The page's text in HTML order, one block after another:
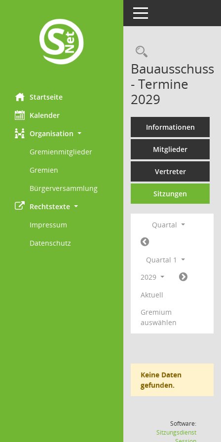
Startseite
Kalender
Organisation
Gremienmitglieder
Gremien
Bürgerversammlung
Rechtstexte
Impressum
Datenschutz
Toggle navigation
Bauausschuss
- Termine
2029
Informationen
Mitglieder
Vertreter
Sitzungen
Quartal
Quartal 1
2029
Aktuell
Gremium
auswählen
Keine Daten
gefunden.
Software:
Sitzungsdienst